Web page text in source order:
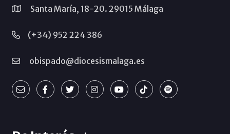
Santa María, 18-20. 29015 Málaga
(+34) 952 224 386
obispado@diocesismalaga.es